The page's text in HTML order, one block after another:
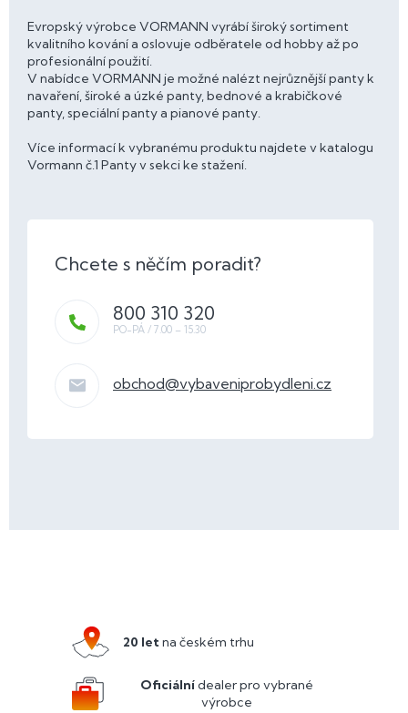
Evropský výrobce VORMANN vyrábí široký sortiment
kvalitního kování a oslovuje odběratele od hobby až po
profesionální použití.
V nabídce VORMANN je možné nalézt nejrůznější panty k
navaření, široké a úzké panty, bednové a krabičkové
panty, speciální panty a pianové panty.
Více informací k vybranému produktu najdete v katalogu
Vormann č.1 Panty v sekci ke stažení.
obchod@vybaveniprobydleni.cz
800 310 320
20 letna českém trhu
Oficiálnídealer pro vybrané
výrobce